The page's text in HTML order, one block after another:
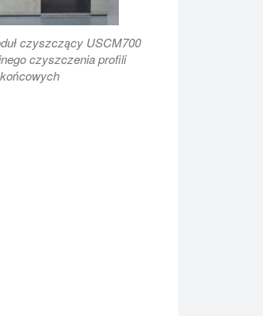
czyszczący USCM700
czyszczenia profili